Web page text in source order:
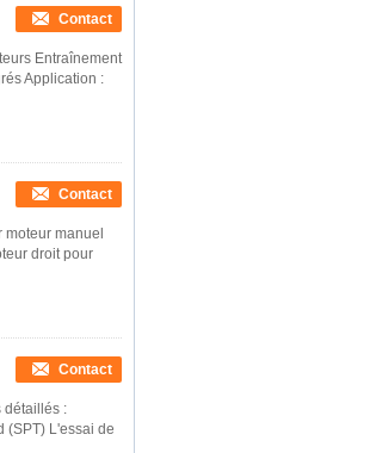
Contact
Entraînement
Application :
Contact
manuel
droit pour
Contact
détaillés :
(SPT) L'essai de